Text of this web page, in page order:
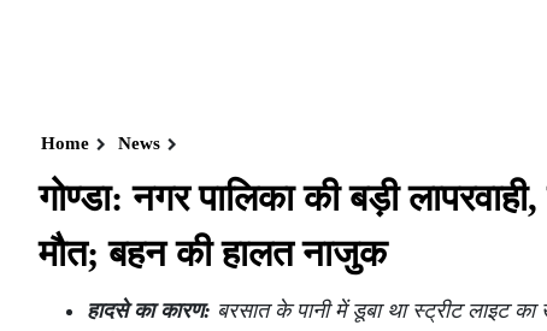
Home News
गोण्डा: नगर पालिका की बड़ी
मौत; बहन की हालत नाजुक
हादसे का कारण: बरसात के पानी में डूबा था स्ट्रीट लाइट का